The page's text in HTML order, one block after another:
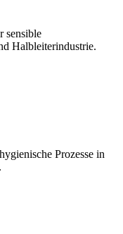
sensible
Halbleiterindustrie.
Prozesse in